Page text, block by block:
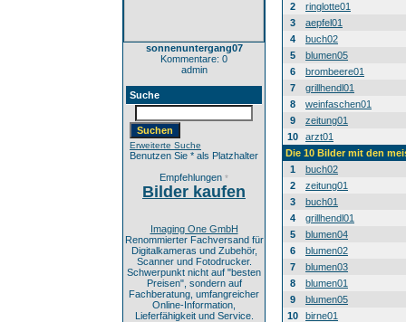
sonnenuntergang07
Kommentare: 0
admin
Suche
Erweiterte Suche
Benutzen Sie * als Platzhalter
Empfehlungen *
Bilder kaufen
Imaging One GmbH
Renommierter Fachversand für
Digitalkameras und Zubehör,
Scanner und Fotodrucker.
Schwerpunkt nicht auf "besten
Preisen", sondern auf
Fachberatung, umfangreicher
Online-Information,
Lieferfähigkeit und Service.
2
ringlotte01
3
aepfel01
4
buch02
5
blumen05
6
brombeere01
7
grillhendl01
8
weinfaschen01
9
zeitung01
10
arzt01
Die 10 Bilder mit den
1
buch02
2
zeitung01
3
buch01
4
grillhendl01
5
blumen04
6
blumen02
7
blumen03
8
blumen01
9
blumen05
10
birne01